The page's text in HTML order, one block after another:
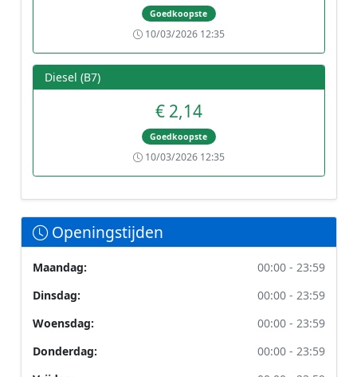
Goedkoopste
10/03/2026 12:35
Diesel (B7)
€ 2,14
Goedkoopste
10/03/2026 12:35
Openingstijden
Maandag:
00:00 - 23:59
Dinsdag:
00:00 - 23:59
Woensdag:
00:00 - 23:59
Donderdag:
00:00 - 23:59